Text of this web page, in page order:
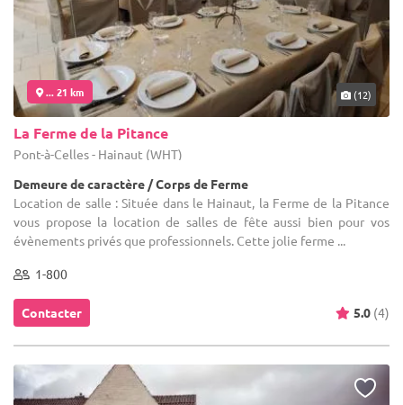
... 21 km (12)
La Ferme de la Pitance
Pont-à-Celles - Hainaut (WHT)
Demeure de caractère / Corps de Ferme
Location de salle : Située dans le Hainaut, la Ferme de la Pitance
vous propose la location de salles de fête aussi bien pour vos
évènements privés que professionnels. Cette jolie ferme ...
1-800
Contacter 5.0 (4)